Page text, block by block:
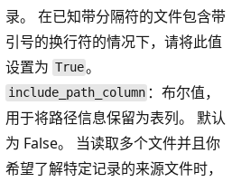
录。 在已知带分隔符的文件包含带
引号的换行符的情况下，请将此值
设置为 True。
include_path_column ：布尔值，
用于将路径信息保留为表列。 默认
为 False。 当读取多个文件并且你
希望了解特定记录的来源文件时，